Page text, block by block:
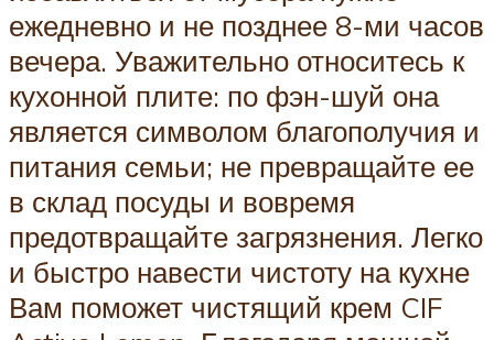
ежедневно и не позднее 8-ми часов
вечера. Уважительно относитесь к
кухонной плите: по фэн-шуй она
является символом благополучия и
питания семьи; не превращайте ее
в склад посуды и вовремя
предотвращайте загрязнения. Легко
и быстро навести чистоту на кухне
Вам поможет чистящий крем CIF